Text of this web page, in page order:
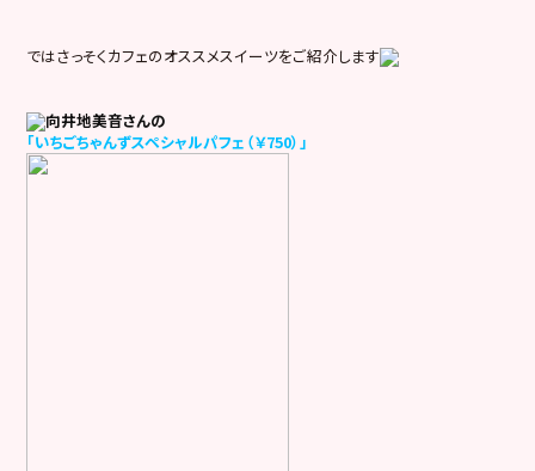
ではさっそくカフェのオススメスイーツをご紹介します
向井地美音さんの
「いちごちゃんずスペシャルパフェ（￥750）」